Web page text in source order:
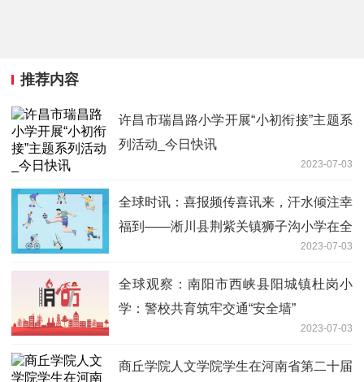
推荐内容
许昌市瑞昌路小学开展“小初衔接”主题系
列活动_今日快讯
2023-07-03
全球时讯：喜报频传喜讯来，汗水倾注幸
福到——淅川县荆紫关镇狮子沟小学在全
2023-07-03
全球观察：南阳市西峡县阳城镇杜岗小
学：警校共育筑牢交通“安全墙”
2023-07-03
商丘学院人文学院学生在河南省第二十届